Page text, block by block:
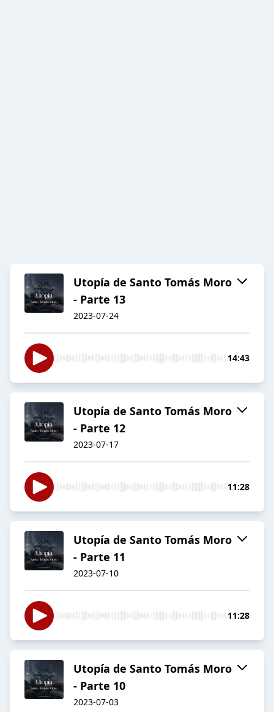
Utopía de Santo Tomás Moro
- Parte 13
2023-07-24
14:43
Utopía de Santo Tomás Moro
- Parte 12
2023-07-17
11:28
Utopía de Santo Tomás Moro
- Parte 11
2023-07-10
11:28
Utopía de Santo Tomás Moro
- Parte 10
2023-07-03